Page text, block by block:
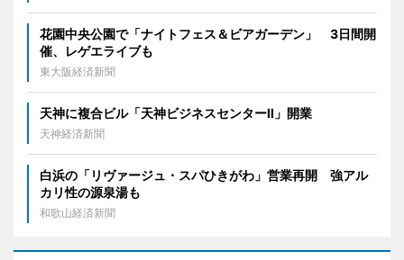
花園中央公園で「ナイトフェス＆ビアガーデン」 3日間開
催、レゲエライブも
東大阪経済新聞
天神に複合ビル「天神ビジネスセンターII」開業
天神経済新聞
白浜の「リヴァージュ・スパひきがわ」営業再開 強アル
カリ性の源泉湯も
和歌山経済新聞